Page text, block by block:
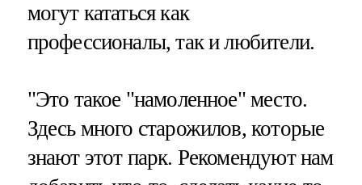
могут кататься как
профессионалы, так и любители.
"Это такое "намоленное" место.
Здесь много старожилов, которые
знают этот парк. Рекомендуют нам